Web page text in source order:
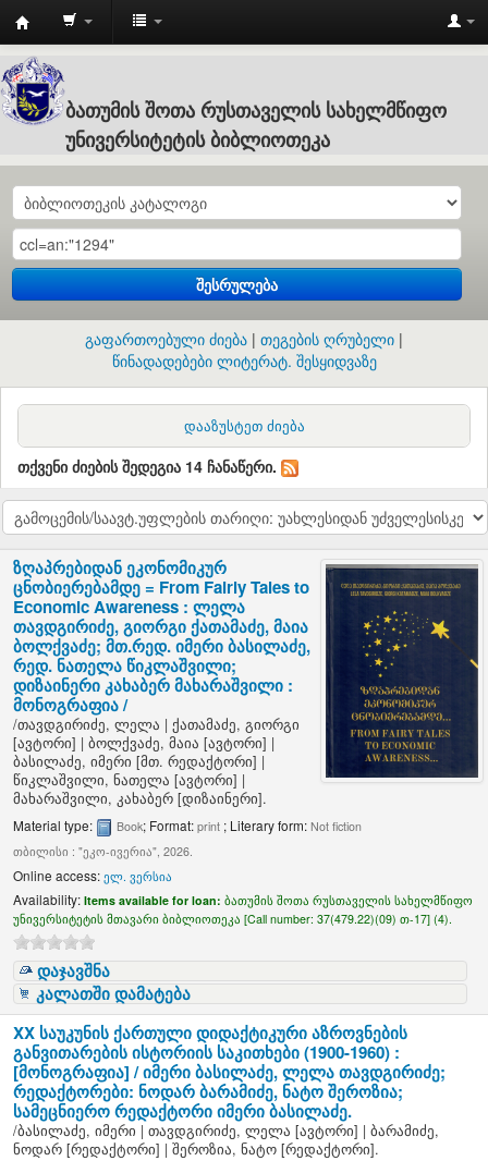
Batumi
Shota
Rustaveli
State
University
ბათუმის
შოთა
რუსთაველის
სახელმწიფო
უნივერსიტეტის
ბიბლიოთეკა
ბათუმის შოთა რუსთაველის სახელმწიფო
უნივერსიტეტის ბიბლიოთეკა
შესრულება
გაფართოებული ძიება თეგების ღრუბელი
წინადადებები ლიტერატ. შესყიდვაზე
დააზუსტეთ ძიება
თქვენი ძიების შედეგია 14 ჩანაწერი.
ზღაპრებიდან ეკონომიკურ
ცნობიერებამდე = From Fairly Tales to
Economic Awareness :ლელა
თავდგირიძე, გიორგი ქათამაძე, მაია
ბოლქვაძე; მთ.რედ. იმერი ბასილაძე,
რედ. ნათელა წიკლაშვილი;
დიზაინერი კახაბერ მახარაშვილი :
მონოგრაფია /
/თავდგირიძე, ლელა |ქათამაძე, გიორგი
[ავტორი] |ბოლქვაძე, მაია [ავტორი] |
ბასილაძე, იმერი [მთ. რედაქტორი] |
წიკლაშვილი, ნათელა [ავტორი] |
მახარაშვილი, კახაბერ [დიზაინერი].
Material type: Book; Format:print ; Literary form:Not fiction
თბილისი : "ეკო-ივერია", 2026.
Online access: ელ. ვერსია
Availability:Items available for loan:ბათუმის შოთა რუსთაველის სახელმწიფო
უნივერსიტეტის მთავარი ბიბლიოთეკა [Call number:37(479.22)(09) თ-17] (4).
დაჯავშნა
კალათში დამატება
XX საუკუნის ქართული დიდაქტიკური აზროვნების
განვითარების ისტორიის საკითხები (1900-1960) :
[მონოგრაფია] /იმერი ბასილაძე, ლელა თავდგირიძე;
რედაქტორები: ნოდარ ბარამიძე, ნატო შეროზია;
სამეცნიერო რედაქტორი იმერი ბასილაძე.
/ბასილაძე, იმერი |თავდგირიძე, ლელა [ავტორი] |ბარამიძე,
ნოდარ [რედაქტორი] |შეროზია, ნატო [რედაქტორი].